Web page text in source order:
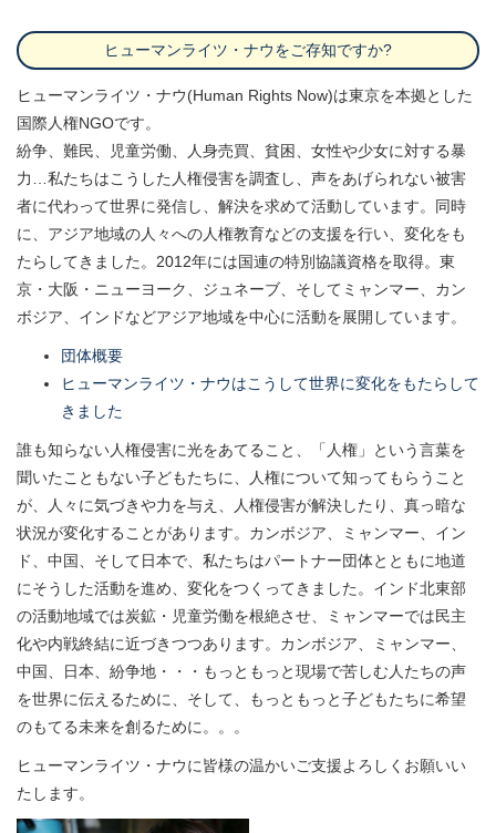
ヒューマンライツ・ナウをご存知ですか?
ヒューマンライツ・ナウ(Human Rights Now)は東京を本拠とした
国際人権NGOです。
紛争、難民、児童労働、人身売買、貧困、女性や少女に対する暴
力…私たちはこうした人権侵害を調査し、声をあげられない被害
者に代わって世界に発信し、解決を求めて活動しています。同時
に、アジア地域の人々への人権教育などの支援を行い、変化をも
たらしてきました。2012年には国連の特別協議資格を取得。東
京・大阪・ニューヨーク、ジュネーブ、そしてミャンマー、カン
ボジア、インドなどアジア地域を中心に活動を展開しています。
団体概要
ヒューマンライツ・ナウはこうして世界に変化をもたらして
きました
誰も知らない人権侵害に光をあてること、「人権」という言葉を
聞いたこともない子どもたちに、人権について知ってもらうこと
が、人々に気づきや力を与え、人権侵害が解決したり、真っ暗な
状況が変化することがあります。カンボジア、ミャンマー、イン
ド、中国、そして日本で、私たちはパートナー団体とともに地道
にそうした活動を進め、変化をつくってきました。インド北東部
の活動地域では炭鉱・児童労働を根絶させ、ミャンマーでは民主
化や内戦終結に近づきつつあります。カンボジア、ミャンマー、
中国、日本、紛争地・・・もっともっと現場で苦しむ人たちの声
を世界に伝えるために、そして、もっともっと子どもたちに希望
のもてる未来を創るために。。。
ヒューマンライツ・ナウに皆様の温かいご支援よろしくお願いい
たします。